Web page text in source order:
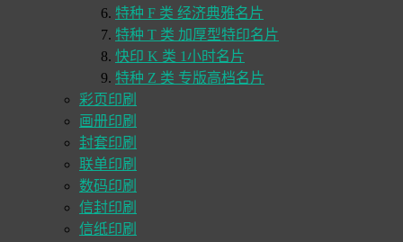
特种 F 类 经济典雅名片
特种 T 类 加厚型特印名片
快印 K 类 1小时名片
特种 Z 类 专版高档名片
彩页印刷
画册印刷
封套印刷
联单印刷
数码印刷
信封印刷
信纸印刷